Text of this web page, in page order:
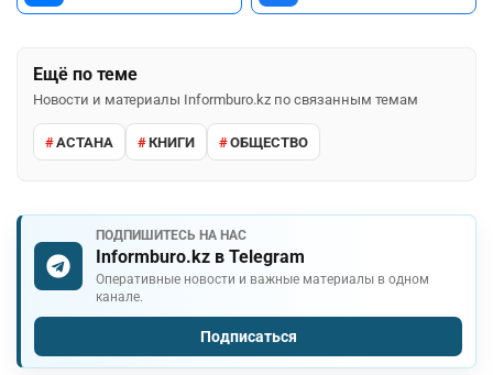
Ещё по теме
Новости и материалы Informburo.kz по связанным темам
АСТАНА КНИГИ ОБЩЕСТВО
ПОДПИШИТЕСЬ НА НАС
Informburo.kz в Telegram
Оперативные новости и важные материалы в одном
канале.
Подписаться